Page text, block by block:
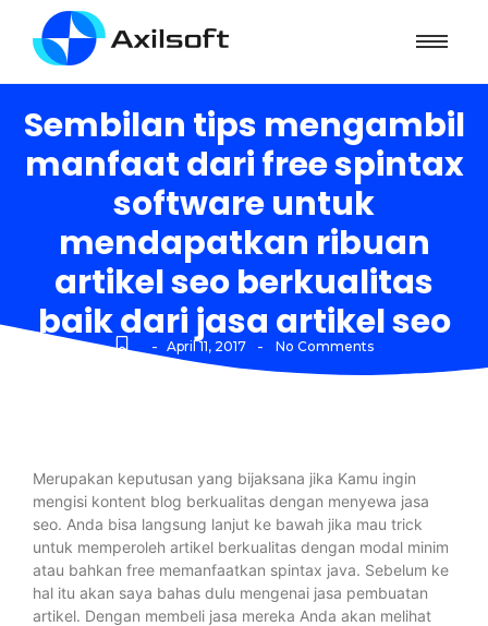
Sembilan tips mengambil
manfaat dari free spintax
software untuk
mendapatkan ribuan
artikel seo berkualitas
baik dari jasa artikel seo
- April 11, 2017 - No Comments
Merupakan keputusan yang bijaksana jika Kamu ingin
mengisi kontent blog berkualitas dengan menyewa jasa
seo. Anda bisa langsung lanjut ke bawah jika mau trick
untuk memperoleh artikel berkualitas dengan modal minim
atau bahkan free memanfaatkan spintax java. Sebelum ke
hal itu akan saya bahas dulu mengenai jasa pembuatan
artikel. Dengan membeli jasa mereka Anda akan melihat